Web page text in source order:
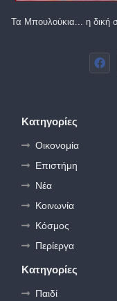
Τα Μπουλούκια... η δική
Κατηγορίες
Οικονομία
Επιστήμη
Νέα
Κοινωνία
Κόσμος
Περίεργα
Κατηγορίες
Παιδί